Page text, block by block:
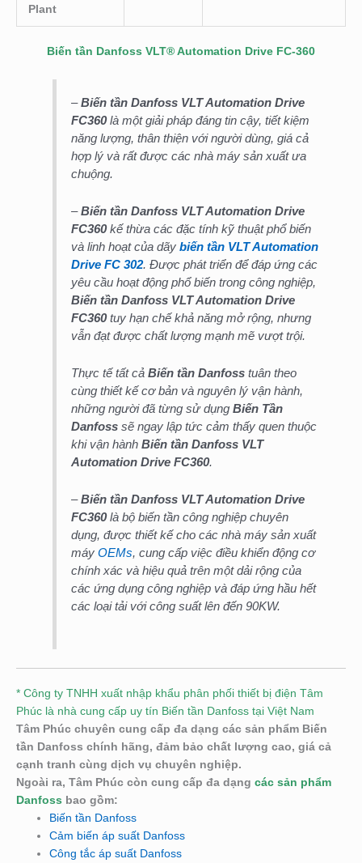
Plant
Biến tần Danfoss VLT® Automation Drive FC-360
–Biến tần Danfoss VLT Automation Drive
FC360là một giải pháp đáng tin cậy, tiết kiệm
năng lượng, thân thiện với người dùng, giá cả
hợp lý và rất được các nhà máy sản xuất ưa
chuộng.
–Biến tần Danfoss VLT Automation Drive
FC360kế thừa các đặc tính kỹ thuật phổ biến
và linh hoạt của dãybiến tần VLT Automation
Drive FC 302. Được phát triển để đáp ứng các
yêu cầu hoạt động phổ biến trong công nghiệp,
Biến tần Danfoss VLT Automation Drive
FC360tuy hạn chế khả năng mở rộng, nhưng
vẫn đạt được chất lượng mạnh mẽ vượt trội.
Thực tế tất cảBiến tần Danfoss tuân theo
cùng thiết kế cơ bản và nguyên lý vận hành,
những người đã từng sử dụngBiến Tần
Danfosssẽ ngay lập tức cảm thấy quen thuộc
khi vận hànhBiến tần Danfoss VLT
Automation Drive FC360.
–Biến tần Danfoss VLT Automation Drive
FC360là bộ biến tần công nghiệp chuyên
dụng, được thiết kế cho các nhà máy sản xuất
máyOEMs, cung cấp việc điều khiển động cơ
chính xác và hiệu quả trên một dải rộng của
các ứng dụng công nghiệp và đáp ứng hầu hết
các loại tải với công suất lên đến 90KW.
* Công ty TNHH xuất nhập khẩu phân phối thiết bị điện Tâm
Phúc là nhà cung cấp uy tín Biến tần Danfoss tại Việt Nam
Tâm Phúc chuyên cung cấp đa dạng các sản phẩm Biến
tần Danfoss chính hãng, đảm bảo chất lượng cao, giá cả
cạnh tranh cùng dịch vụ chuyên nghiệp.
Ngoài ra, Tâm Phúc còn cung cấp đa dạng các sản phẩm
Danfoss bao gồm:
Biến tần Danfoss
Cảm biến áp suất Danfoss
Công tắc áp suất Danfoss